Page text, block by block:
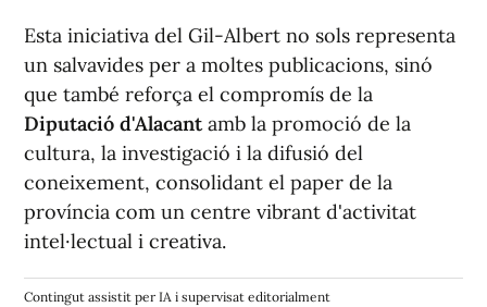
Esta iniciativa del Gil-Albert no sols representa
un salvavides per a moltes publicacions, sinó
que també reforça el compromís de la
Diputació d'Alacantamb la promoció de la
cultura, la investigació i la difusió del
coneixement, consolidant el paper de la
província com un centre vibrant d'activitat
intel·lectual i creativa.
Contingut assistit per IA i supervisat editorialment